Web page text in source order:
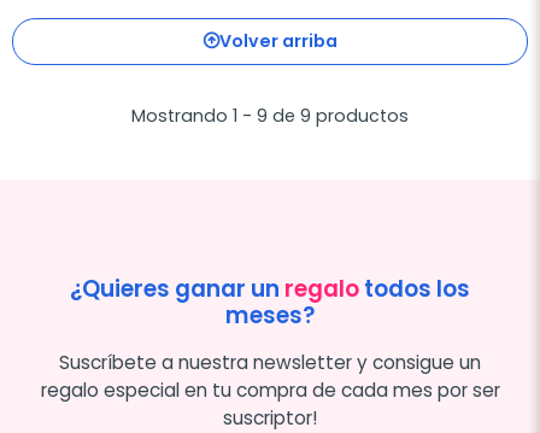
Volver arriba
Mostrando 1 - 9 de 9 productos
¿Quieres ganar un regalotodos los
meses?
Suscríbete a nuestra newsletter y consigue un
regalo especial en tu compra de cada mes por ser
suscriptor!